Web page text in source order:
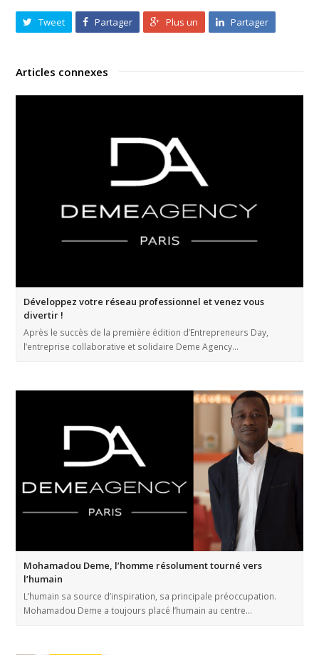
Tweet Partager Plus un Partager
Articles connexes
Développez votre réseau professionnel et venez vous
divertir !
Après le succès de la première édition d’Entrepreneurs Day,
l’entreprise collaborative et solidaire Deme Agency…
Mohamadou Deme, l’homme résolument tourné vers
l’humain
L’humain sa source d’inspiration, sa principale préoccupation.
Mohamadou Deme a toujours placé l’humain au centre…